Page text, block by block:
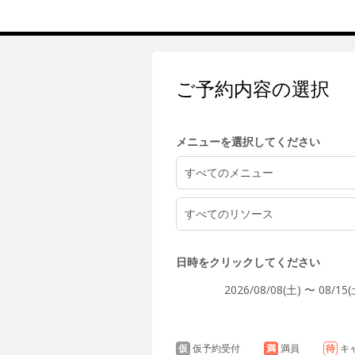
ご予約内容の選択
メニューを選択してください
すべてのメニュー
すべてのリソース
日時をクリックしてください
2026/08/08(土) 〜 08/15(
仮 仮予約受付 満 満員 待 キ
6:00